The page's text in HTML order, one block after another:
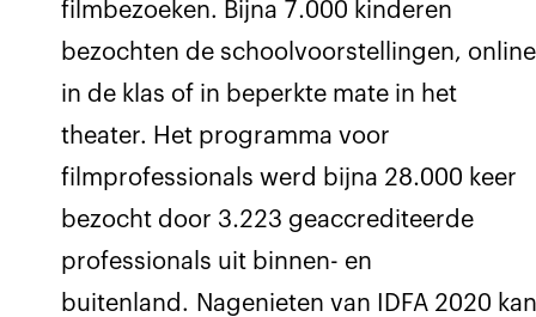
filmbezoeken. Bijna 7.000 kinderen
bezochten de schoolvoorstellingen, online
in de klas of in beperkte mate in het
theater. Het programma voor
filmprofessionals werd bijna 28.000 keer
bezocht door 3.223 geaccrediteerde
professionals uit binnen- en
buitenland. Nagenieten van IDFA 2020